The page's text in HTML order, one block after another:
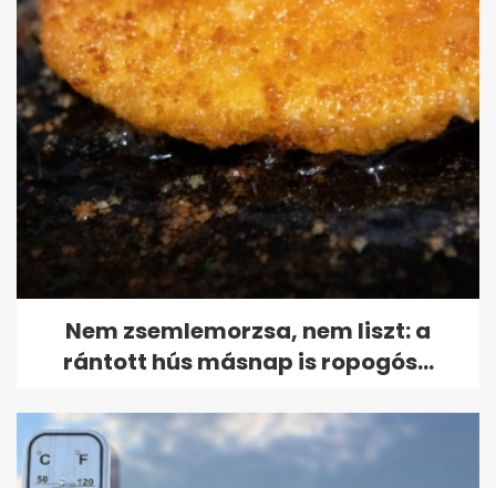
Nem zsemlemorzsa, nem liszt: a
rántott hús másnap is ropogós...